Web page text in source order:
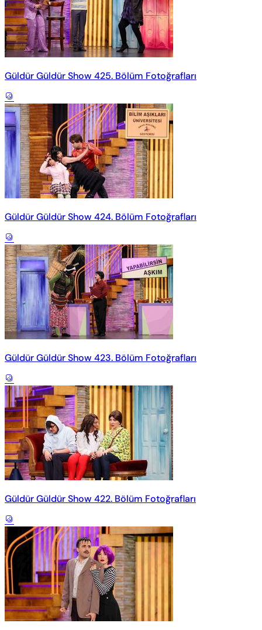
Güldür Güldür Show 425. Bölüm Fotoğrafları
Güldür Güldür Show 424. Bölüm Fotoğrafları
Güldür Güldür Show 423. Bölüm Fotoğrafları
Güldür Güldür Show 422. Bölüm Fotoğrafları